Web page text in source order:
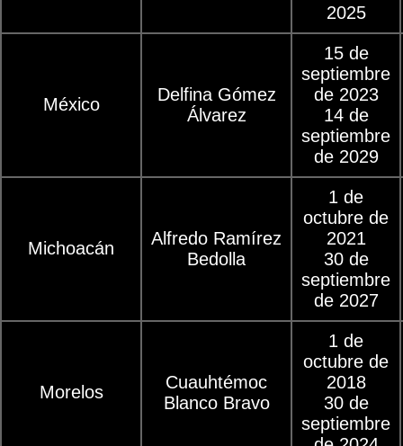
2025
México
Delfina Gómez
Álvarez
15 de
septiembre
de 2023
14 de
septiembre
de 2029
Michoacán
Alfredo Ramírez
Bedolla
1 de
octubre de
2021
30 de
septiembre
de 2027
Morelos
Cuauhtémoc
Blanco Bravo
1 de
octubre de
2018
30 de
septiembre